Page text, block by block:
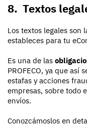
8. Textos
Los textos legales son
estableces para tu
Es una de las
PROFECO, ya que así
estafas y acciones
empresas, sobre todo
envíos.
Conozcámoslos en